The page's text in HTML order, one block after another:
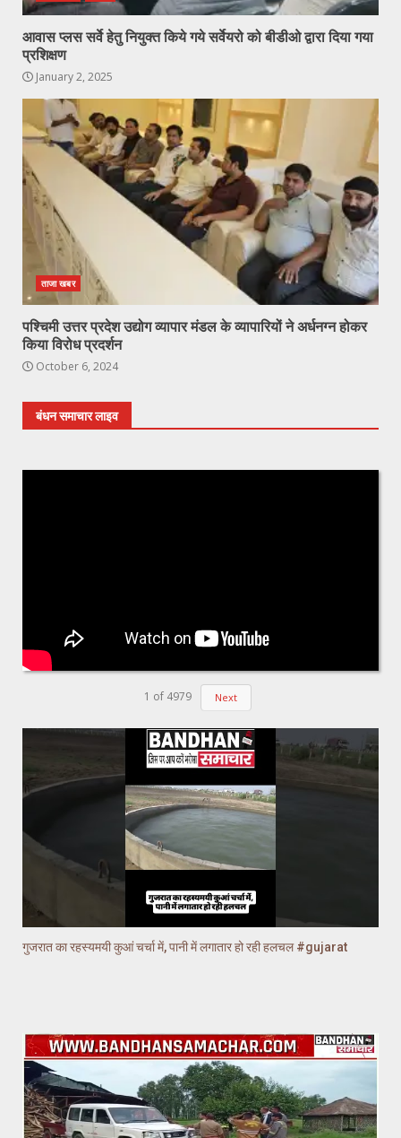
आवास प्लस सर्वे हेतु नियुक्त किये गये सर्वेयरो को बीडीओ द्वारा दिया गया
प्रशिक्षण
January 2, 2025
ताजा खबर
पश्चिमी उत्तर प्रदेश उद्योग व्यापार मंडल के व्यापारियों ने अर्धनग्न होकर
किया विरोध प्रदर्शन
October 6, 2024
बंधन समाचार लाइव
1 of 4979 Next
गुजरात का रहस्यमयी कुआं चर्चा में, पानी में लगातार हो रही हलचल #gujarat